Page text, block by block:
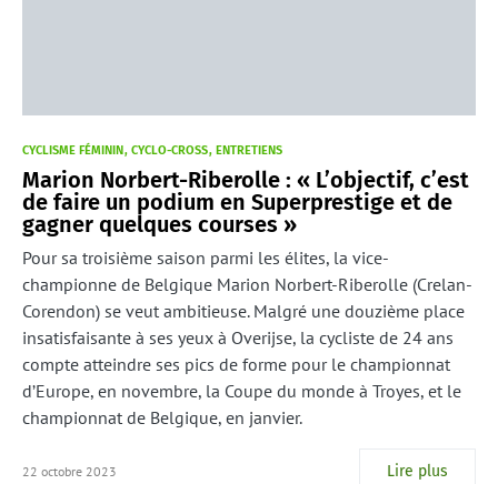
CYCLISME FÉMININ CYCLO-CROSS ENTRETIENS
Marion Norbert-Riberolle : « L’objectif, c’est
de faire un podium en Superprestige et de
gagner quelques courses »
Pour sa troisième saison parmi les élites, la vice-
championne de Belgique Marion Norbert-Riberolle (Crelan-
Corendon) se veut ambitieuse. Malgré une douzième place
insatisfaisante à ses yeux à Overijse, la cycliste de 24 ans
compte atteindre ses pics de forme pour le championnat
d’Europe, en novembre, la Coupe du monde à Troyes, et le
championnat de Belgique, en janvier.
22 octobre 2023 Lire plus